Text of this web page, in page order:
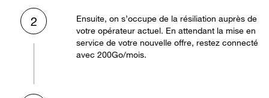
2
Ensuite, on s’occupe de la résiliation auprès de
votre opérateur actuel. En attendant la mise en
service de votre nouvelle offre, restez connecté
avec 200Go/mois.